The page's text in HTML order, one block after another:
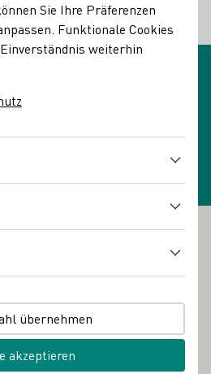
Zurück
Sie Ihre Präferenzen
Funktionale Cookies
weiterhin
übernehmen
akzeptieren